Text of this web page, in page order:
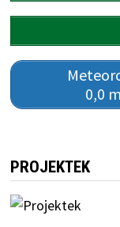
0,0
PROJEKTEK